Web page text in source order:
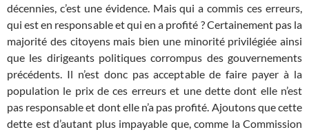
décennies, c’est une évidence. Mais qui a commis ces erreurs,
qui est en responsable et qui en a profité ? Certainement pas la
majorité des citoyens mais bien une minorité privilégiée ainsi
que les dirigeants politiques corrompus des gouvernements
précédents. Il n’est donc pas acceptable de faire payer à la
population le prix de ces erreurs et une dette dont elle n’est
pas responsable et dont elle n’a pas profité. Ajoutons que cette
dette est d’autant plus impayable que, comme la Commission